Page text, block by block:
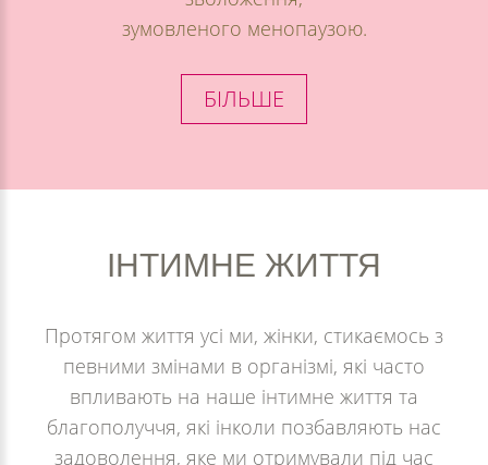
зумовленого менопаузою.
БІЛЬШЕ
ІНТИМНЕ ЖИТТЯ
Протягом життя усі ми, жінки, стикаємось з
певними змінами в організмі, які часто
впливають на наше інтимне життя та
благополуччя, які інколи позбавляють нас
задоволення, яке ми отримували під час